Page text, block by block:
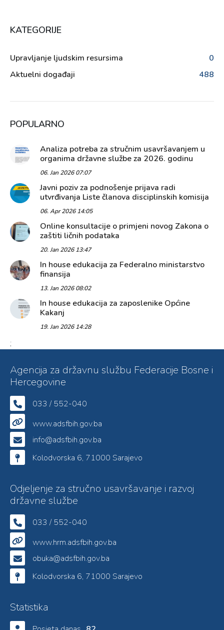
KATEGORIJE
Upravljanje ljudskim resursima
0
Aktuelni događaji
488
POPULARNO
Analiza potreba za stručnim usavršavanjem u
organima državne službe za 2026. godinu
06. Jan 2026 07:07
Javni poziv za podnošenje prijava radi
utvrđivanja Liste članova disciplinskih komisija
06. Apr 2026 14:05
Online konsultacije o primjeni novog Zakona o
zaštiti ličnih podataka
20. Jan 2026 13:47
In house edukacija za Federalno ministarstvo
finansija
13. Jan 2026 08:02
In house edukacija za zaposlenike Općine
Kakanj
19. Jan 2026 14:28
;
Agencija za državnu službu Federacije Bosne i
Hercegovine
033 / 552-040
www.adsfbih.gov.ba
info@adsfbih.gov.ba
Kolodvorska 6, 71000 Sarajevo
Odjeljenje za stručno usavršavanje i razvoj
državne službe
033 / 552-040
www.hrm.adsfbih.gov.ba
obuka@adsfbih.gov.ba
Kolodvorska 6, 71000 Sarajevo
Statistika